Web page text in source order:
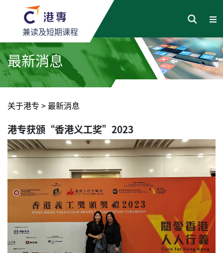
兼读及短期课程
最新消息
关于港专 > 最新消息
港专获颁“香港义工奖”2023